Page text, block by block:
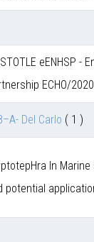
eENHSP -
ECHO/
Del Carlo ( 1 )
In
potential